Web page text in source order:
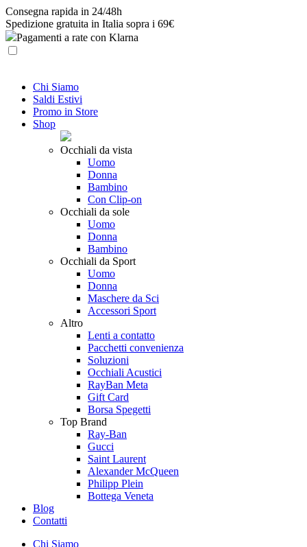
Skip
to
content
Consegna rapida in 24/48h
Spedizione gratuita in Italia sopra i 69€
Pagamenti a rate con Klarna
Chi Siamo
Saldi Estivi
Promo in Store
Shop
Occhiali da vista
Uomo
Donna
Bambino
Con Clip-on
Occhiali da sole
Uomo
Donna
Bambino
Occhiali da Sport
Uomo
Donna
Maschere da Sci
Accessori Sport
Altro
Lenti a contatto
Pacchetti convenienza
Soluzioni
Occhiali Acustici
RayBan Meta
Gift Card
Borsa Spegetti
Top Brand
Ray-Ban
Gucci
Saint Laurent
Alexander McQueen
Philipp Plein
Bottega Veneta
Blog
Contatti
Chi Siamo